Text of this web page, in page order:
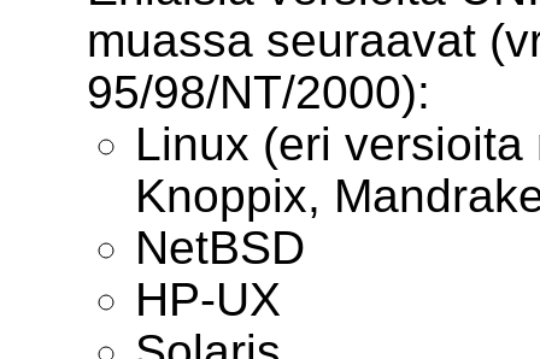
muassa seuraavat
95/98/NT/2000):
Linux (eri
Knoppix,
NetBSD
HP-UX